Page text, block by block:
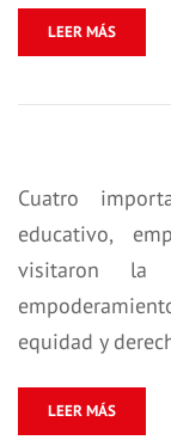
LEER MÁS
Cuatro
educativo,
visitaron la
equidad y
LEER MÁS